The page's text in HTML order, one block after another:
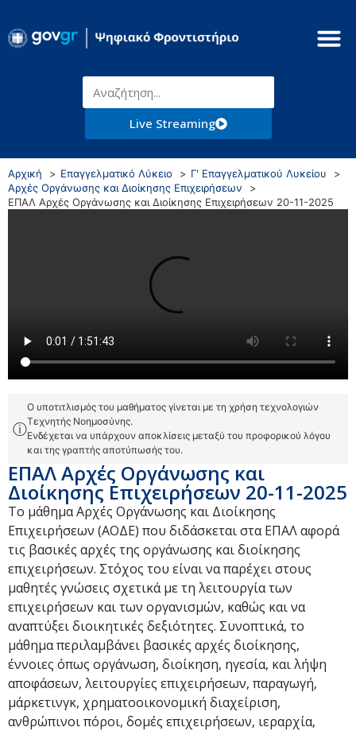
Live Streaming
Αρχική Επαγγελματικό Λύκειο
Γ' Επαγγελματικού Λυκείου
Αρχές Οργάνωσης και Διοίκησης Επιχειρήσεων
ΕΠΑΛ Αρχές Οργάνωσης και Διοίκησης Επιχειρήσεων 20-11-2025
ⓘ
Ο υποτιτλισμός του μαθήματος γίνεται με τη χρήση τεχνολογιών
Τεχνητής Νοημοσύνης.
Ενδέχεται να υπάρχουν αποκλίσεις μεταξύ του προφορικού λόγου
και της γραπτής αποτύπωσής του.
ΕΠΑΛ Αρχές Οργάνωσης και
Διοίκησης Επιχειρήσεων 20-11-2025
Το μάθημα Αρχές Οργάνωσης και Διοίκησης
Επιχειρήσεων (ΑΟΔΕ) που διδάσκεται στα ΕΠΑΛ αφορά
τις βασικές αρχές της οργάνωσης και διοίκησης
επιχειρήσεων. Στόχος του είναι να παρέχει στους
μαθητές γνώσεις σχετικά με τη λειτουργία των
επιχειρήσεων και των οργανισμών, καθώς και να
αναπτύξει διοικητικές δεξιότητες. Συνοπτικά, το
μάθημα περιλαμβάνει βασικές αρχές διοίκησης,
έννοιες όπως οργάνωση, διοίκηση, ηγεσία, και λήψη
αποφάσεων, λειτουργίες επιχειρήσεων, παραγωγή,
μάρκετινγκ, χρηματοοικονομική διαχείριση,
ανθρώπινοι πόροι, δομές επιχειρήσεων, ιεραρχία,